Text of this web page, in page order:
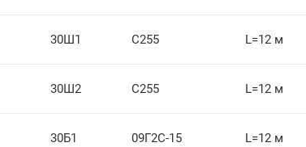
30Ш1 С255 L=12 м
30Ш2 С255 L=12 м
30Б1 09Г2С-15 L=12 м